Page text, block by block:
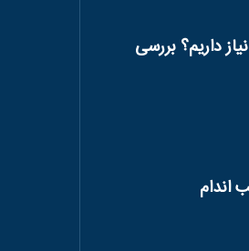
آیا به اپلیکیشن‌های Cleaner نیاز داریم؟ بررسی